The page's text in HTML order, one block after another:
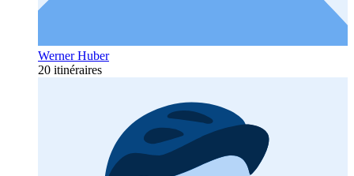
Werner Huber
20 itinéraires